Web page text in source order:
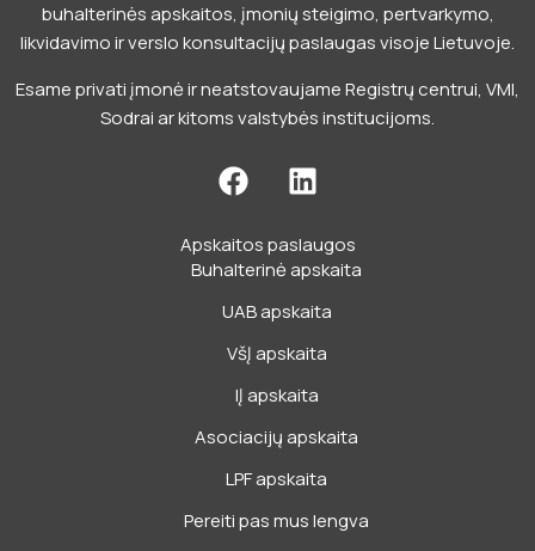
buhalterinės apskaitos, įmonių steigimo, pertvarkymo,
likvidavimo ir verslo konsultacijų paslaugas visoje Lietuvoje.
Esame privati įmonė ir neatstovaujame Registrų centrui, VMI,
Sodrai ar kitoms valstybės institucijoms.
F
a
e
b
o
o
k
L
i
k
e
d
i
n
Apskaitos paslaugos
Buhalterinė apskaita
UAB apskaita
VšĮ apskaita
IĮ apskaita
Asociacijų apskaita
LPF apskaita
Pereiti pas mus lengva